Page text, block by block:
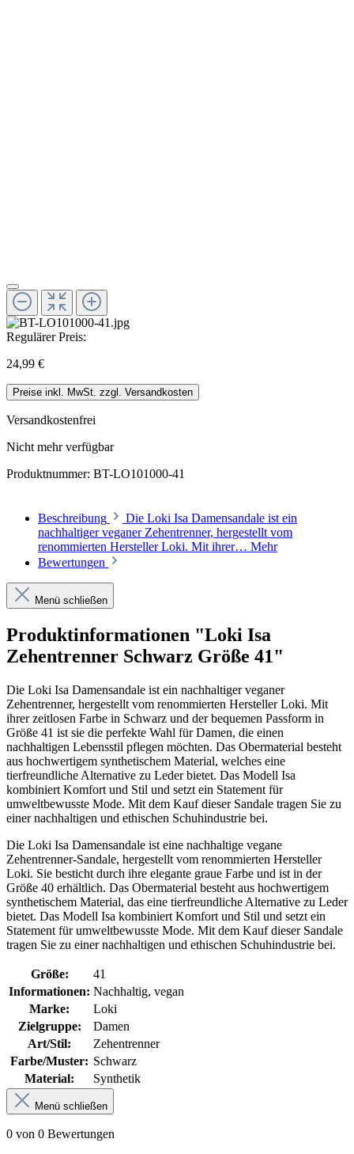
Regulärer Preis:
24,99 €
Preise inkl. MwSt. zzgl. Versandkosten
Versandkostenfrei
Nicht mehr verfügbar
Produktnummer: BT-LO101000-41
Beschreibung
Die Loki Isa Damensandale ist ein
nachhaltiger veganer Zehentrenner, hergestellt vom
renommierten Hersteller Loki. Mit ihrer… Mehr
Bewertungen
Menü schließen
Produktinformationen "Loki Isa
Zehentrenner Schwarz Größe 41"
Die Loki Isa Damensandale ist ein nachhaltiger veganer
Zehentrenner, hergestellt vom renommierten Hersteller Loki. Mit
ihrer zeitlosen Farbe in Schwarz und der bequemen Passform in
Größe 41 ist sie die perfekte Wahl für Damen, die einen
nachhaltigen Lebensstil pflegen möchten. Das Obermaterial besteht
aus hochwertigem synthetischem Material, welches eine
tierfreundliche Alternative zu Leder bietet. Das Modell Isa
kombiniert Komfort und Stil und setzt ein Statement für
umweltbewusste Mode. Mit dem Kauf dieser Sandale tragen Sie zu
einer nachhaltigen und ethischen Schuhindustrie bei.
Die Loki Isa Damensandale ist eine nachhaltige vegane
Zehentrenner-Sandale, hergestellt vom renommierten Hersteller
Loki. Sie besticht durch ihre elegante graue Farbe und ist in der
Größe 40 erhältlich. Das Obermaterial besteht aus hochwertigem
synthetischem Material, das eine tierfreundliche Alternative zu Leder
bietet. Das Modell Isa kombiniert Komfort und Stil und setzt ein
Statement für umweltbewusste Mode. Mit dem Kauf dieser Sandale
tragen Sie zu einer nachhaltigen und ethischen Schuhindustrie bei.
Größe:
41
Informationen: Nachhaltig, vegan
Marke:
Loki
Zielgruppe:
Damen
Art/Stil:
Zehentrenner
Farbe/Muster: Schwarz
Material:
Synthetik
Menü schließen
0 von 0 Bewertungen